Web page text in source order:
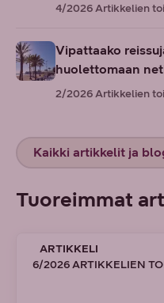
4/2026Artikkelien
Vipattaako
huolettomaan
2/2026Artikkelien
Kaikki artikkelit ja
Tuoreimmat
ARTIKKELI
6/2026 ARTIKKELIEN